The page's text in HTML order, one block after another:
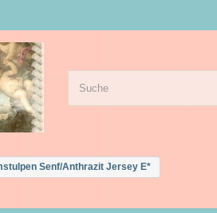
Senf/Anthrazit Jersey E*